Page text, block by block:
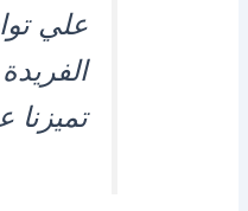
علي
تميزنا